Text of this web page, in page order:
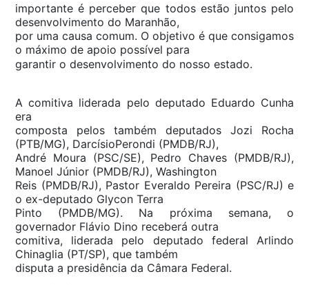
importante é perceber que todos estão juntos pelo
desenvolvimento do Maranhão,
por uma causa comum. O objetivo é que consigamos
o máximo de apoio possível para
garantir o desenvolvimento do nosso estado.
A comitiva liderada pelo deputado Eduardo Cunha
era
composta pelos também deputados Jozi Rocha
(PTB/MG), DarcísioPerondi (PMDB/RJ),
André Moura (PSC/SE), Pedro Chaves (PMDB/RJ),
Manoel Júnior (PMDB/RJ), Washington
Reis (PMDB/RJ), Pastor Everaldo Pereira (PSC/RJ) e
o ex-deputado Glycon Terra
Pinto (PMDB/MG). Na próxima semana, o
governador Flávio Dino receberá outra
comitiva, liderada pelo deputado federal Arlindo
Chinaglia (PT/SP), que também
disputa a presidência da Câmara Federal.